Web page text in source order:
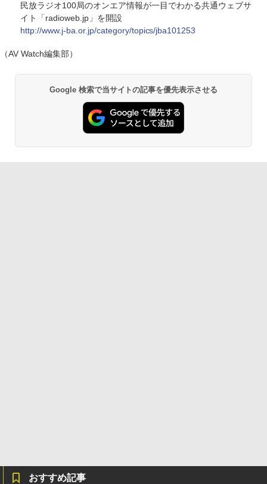
民放ラジオ100局のオンエア情報が一目でわかる共通ウェブサ
イト「radioweb.jp」を開設
http://www.j-ba.or.jp/category/topics/jba101253
（AV Watch編集部）
Google 検索で当サイトの記事を優先表示させる
おすすめ記事